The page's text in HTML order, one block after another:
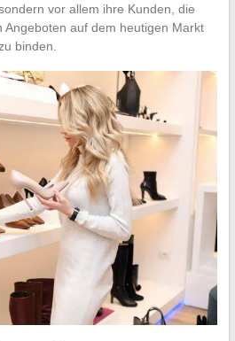
vor allem ihre Kunden, die
Angeboten auf dem heutigen Markt
binden.